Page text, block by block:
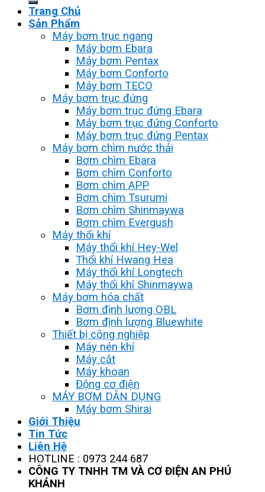
Trang Chủ
Sản Phẩm
Máy bơm trục ngang
Máy bơm Ebara
Máy bơm Pentax
Máy bơm Conforto
Máy bơm TECO
Máy bơm trục đứng
Máy bơm trục đứng Ebara
Máy bơm trục đứng Conforto
Máy bơm trục đứng Pentax
Máy bơm chìm nước thải
Bơm chìm Ebara
Bơm chìm Conforto
Bơm chìm APP
Bơm chìm Tsurumi
Bơm chìm Shinmaywa
Bơm chìm Evergush
Máy thổi khí
Máy thổi khí Hey-Wel
Thổi khí Hwang Hea
Máy thổi khí Longtech
Máy thổi khí Shinmaywa
Máy bơm hóa chất
Bơm định lượng OBL
Bơm định lượng Bluewhite
Thiết bị công nghiệp
Máy nén khí
Máy cắt
Máy khoan
Động cơ điện
MÁY BƠM DÂN DỤNG
Máy bơm Shirai
Giới Thiệu
Tin Tức
Liên Hệ
HOTLINE : 0973 244 687
CÔNG TY TNHH TM VÀ CƠ ĐIỆN AN PHÚ
KHÁNH